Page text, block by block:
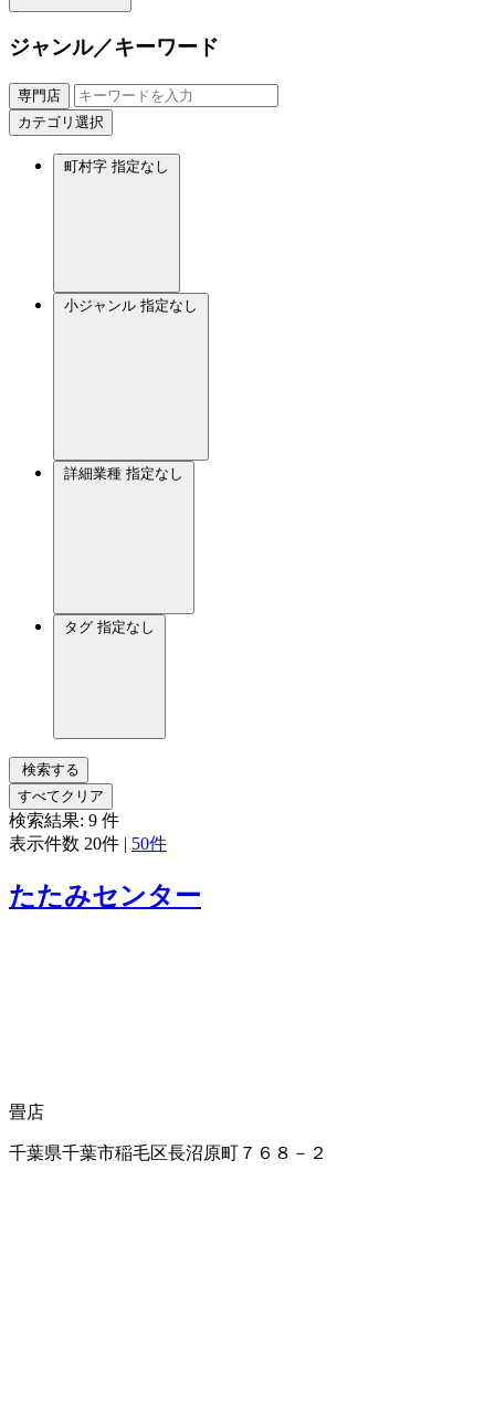
ジャンル／キーワード
専門店
カテゴリ選択
町村字 指定なし
小ジャンル 指定なし
詳細業種 指定なし
タグ 指定なし
検索する
すべてクリア
検索結果: 9 件
表示件数 20件 | 50件
たたみセンター
畳店
千葉県千葉市稲毛区長沼原町７６８－２